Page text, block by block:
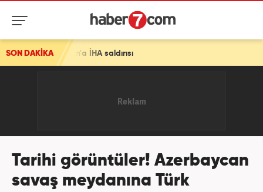
SON DAKİKA
İHA saldırısı
Tarihi görüntüler! Azerbaycan
savaş meydanına Türk